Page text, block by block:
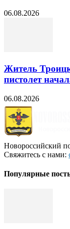
06.08.2026
Житель
пистолет
06.08.2026
Новороссийский
Свяжитесь с нами:
Популярные